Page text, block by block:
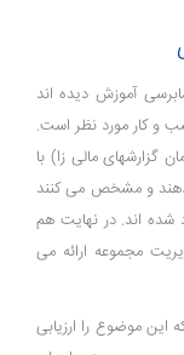
آموزش دیده اند
و کار مورد نظر است.
گزارشهای مالی زا) با
دهند و مشخص می کنند
شده اند. در نهایت هم
مجموعه ارائه می
این موضوع را ارزیابی